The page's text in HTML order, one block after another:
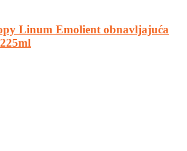
Linum Emolient obnavljajuća